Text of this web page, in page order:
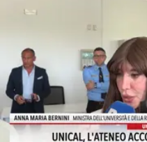
Vibo Valentia
Reggio Calabria
Cosenza
Lamezia Terme